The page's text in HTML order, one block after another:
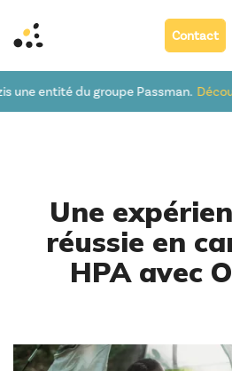
Contact
du groupe Passman. Découvrez le
Une
réussie en
HPA avec